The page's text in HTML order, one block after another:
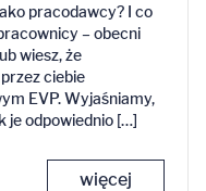
pracodawcy? I co
– obecni
wiesz, że
ciebie
EVP. Wyjaśniamy,
je odpowiednio […]
więcej